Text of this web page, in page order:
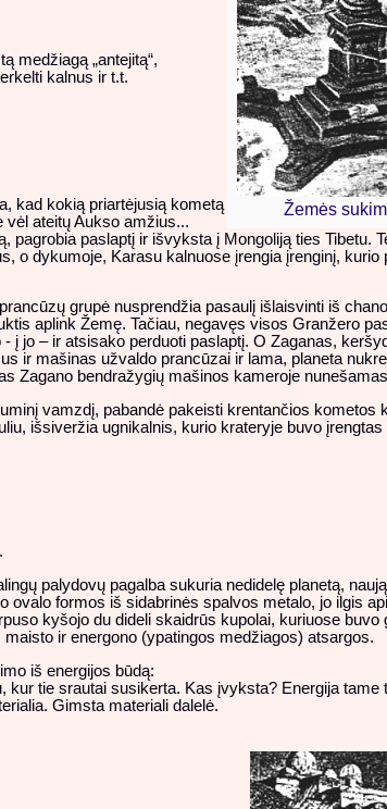
Žemės
medžiagą „antejitą“,
kalnus ir t.t.
kad kokią priartėjusią kometą
vėl ateitų Aukso amžius...
paslaptį ir išvyksta į Mongoliją ties Tibetu.
o dykumoje, Karasu kalnuose įrengia įrenginį, kurio
grupė nusprendžia pasaulį išlaisvinti iš
aplink Žemę. Tačiau, negavęs visos Granžero
jo – ir atsisako perduoti paslaptį. O Zaganas,
ir mašinas užvaldo prancūzai ir lama, planeta
Zagano bendražygių mašinos kameroje
vamzdį, pabandė pakeisti krentančios kometos
išsiveržia ugnikalnis, kurio krateryje buvo
palydovų pagalba sukuria nedidelę planetą,
formos iš sidabrinės spalvos metalo, jo ilgis
kyšojo du dideli skaidrūs kupolai, kuriuose
ir energono (ypatingos medžiagos) atsargos.
iš energijos būdą:
tie srautai susikerta. Kas įvyksta? Energija
Gimsta materiali dalelė.